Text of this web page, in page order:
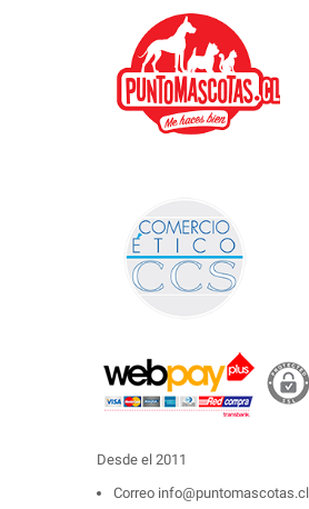
Desde el 2011
Correo info@puntomascotas.cl